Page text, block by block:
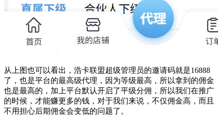
从上图也可以看出，浩卡联盟超级管理员的邀请码就是16888
了，也是平台的最高级代理，因为等级最高，所以拿到的佣金
也是最高的，加上平台默认开启了平级分佣，所以我们在推广
的时候，才能赚更多的钱，对于我们来说，不仅佣金高，而且
不用担心后期佣金会变低的问题了。